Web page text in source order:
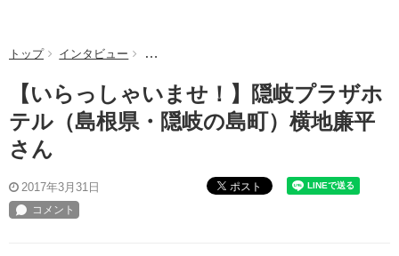
トップ インタビュー 【いらっしゃいませ！】隠岐プラザホテル（島
【いらっしゃいませ！】隠岐プラザホ
テル（島根県・隠岐の島町）横地廉平
さん
2017年3月31日 ポスト